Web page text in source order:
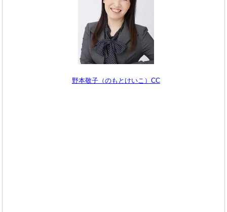
野本敬子（のもとけいこ）CC